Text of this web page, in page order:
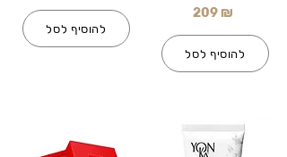
להוסיף לסל
209 ₪
להוסיף לסל